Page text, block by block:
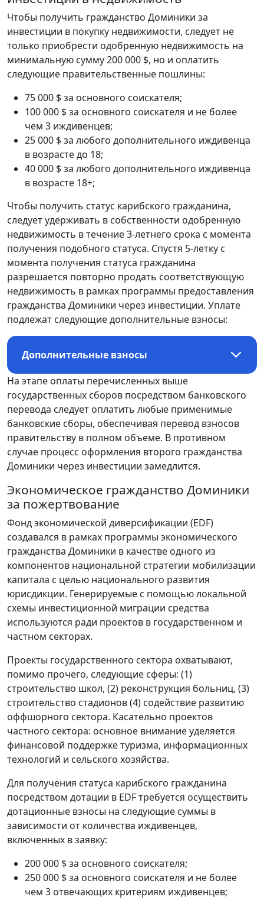
Чтобы получить гражданство Доминики за
инвестиции в покупку недвижимости, следует не
только приобрести одобренную недвижимость на
минимальную сумму 200 000 $, но и оплатить
следующие правительственные пошлины:
75 000 $ за основного соискателя;
100 000 $ за основного соискателя и не более
чем 3 иждивенцев;
25 000 $ за любого дополнительного иждивенца
в возрасте до 18;
40 000 $ за любого дополнительного иждивенца
в возрасте 18+;
Чтобы получить статус карибского гражданина,
следует удерживать в собственности одобренную
недвижимость в течение 3-летнего срока с момента
получения подобного статуса. Спустя 5-летку с
момента получения статуса гражданина
разрешается повторно продать соответствующую
недвижимость в рамках программы предоставления
гражданства Доминики через инвестиции. Уплате
подлежат следующие дополнительные взносы:
Дополнительные взносы
На этапе оплаты перечисленных выше
государственных сборов посредством банковского
перевода следует оплатить любые применимые
банковские сборы, обеспечивая перевод взносов
правительству в полном объеме. В противном
случае процесс оформления второго гражданства
Доминики через инвестиции замедлится.
Экономическое гражданство Доминики
за пожертвование
Фонд экономической диверсификации (EDF)
создавался в рамках программы экономического
гражданства Доминики в качестве одного из
компонентов национальной стратегии мобилизации
капитала с целью национального развития
юрисдикции. Генерируемые с помощью локальной
схемы инвестиционной миграции средства
используются ради проектов в государственном и
частном секторах.
Проекты государственного сектора охватывают,
помимо прочего, следующие сферы: (1)
строительство школ, (2) реконструкция больниц, (3)
строительство стадионов (4) содействие развитию
оффшорного сектора. Касательно проектов
частного сектора: основное внимание уделяется
финансовой поддержке туризма, информационных
технологий и сельского хозяйства.
Для получения статуса карибского гражданина
посредством дотации в EDF требуется осуществить
дотационные взносы на следующие суммы в
зависимости от количества иждивенцев,
включенных в заявку:
200 000 $ за основного соискателя;
250 000 $ за основного соискателя и не более
чем 3 отвечающих критериям иждивенцев;